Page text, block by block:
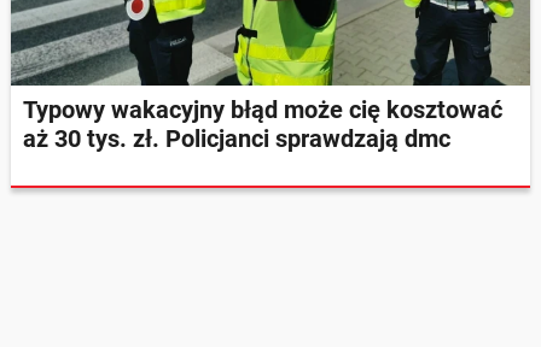
Typowy wakacyjny błąd może cię kosztować
aż 30 tys. zł. Policjanci sprawdzają dmc